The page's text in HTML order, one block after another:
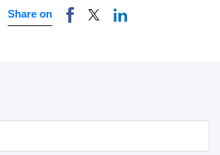
Share on